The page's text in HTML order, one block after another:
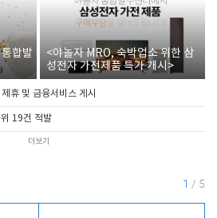
합발
<야놀자 MRO, 숙박업소 위한 삼
성전자 가전제품 특가 개시>
휴 및 금융서비스 게시
19건 적발
더보기
1 / 5